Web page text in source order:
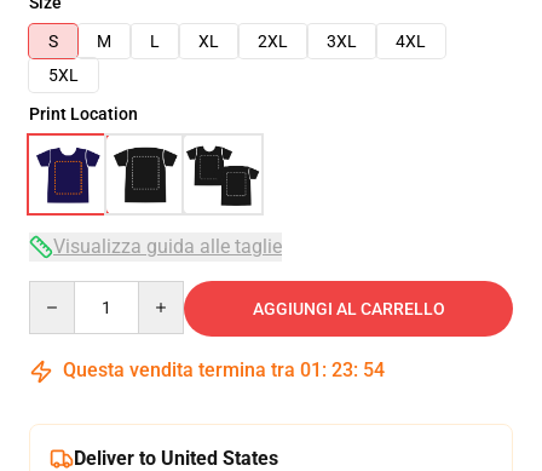
S
M L XL 2XL 3XL
4XL
5XL
Print Location
Visualizza guida alle taglie
AGGIUNGI AL CARRELLO
Questa vendita termina tra 01 : 23: 54
Deliver to United States